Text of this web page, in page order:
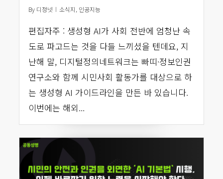
By 디정넷 소식지, 인공지능
편집자주 : 생성형 AI가 사회 전반에 엄청난 속
도로 파고드는 것을 다들 느끼셨을 텐데요, 지
난해 말, 디지털정의네트워크는 빠띠·정보인권
연구소와 함께 시민사회 활동가를 대상으로 하
는 생성형 AI 가이드라인을 만든 바 있습니다.
이번에는 해외...